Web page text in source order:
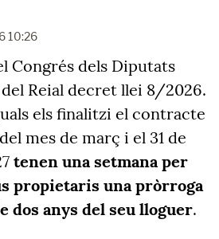
10:26
Congrés dels Diputats
Reial decret llei 8/2026.
els finalitzi el contracte
mes de març i el 31 de
tenen una setmana per
propietaris una pròrroga
dos anys del seu lloguer.